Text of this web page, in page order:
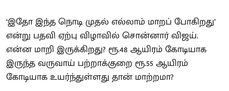
‘இதோ இந்த நொடி முதல் எல்லாம் மாறப் போகிறது’
என்று பதவி ஏற்பு விழாவில் சொன்னார் விஜய்.
என்ன மாறி இருக்கிறது? ரூ.48 ஆயிரம் கோடியாக
இருந்த வருவாய் பற்றாக்குறை ரூ.55 ஆயிரம்
கோடியாக உயர்ந்துள்ளது தான் மாற்றமா?